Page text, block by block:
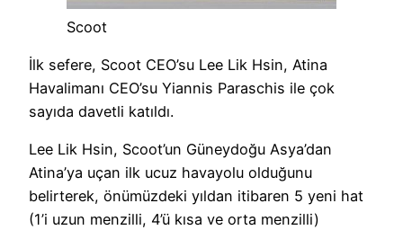
Scoot
İlk sefere, Scoot CEO’su Lee Lik Hsin, Atina
Havalimanı CEO’su Yiannis Paraschis ile çok
sayıda davetli katıldı.
Lee Lik Hsin, Scoot’un Güneydoğu Asya’dan
Atina’ya uçan ilk ucuz havayolu olduğunu
belirterek, önümüzdeki yıldan itibaren 5 yeni hat
(1’i uzun menzilli, 4’ü kısa ve orta menzilli)